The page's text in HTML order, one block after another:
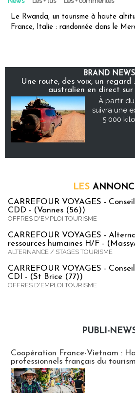
Le Rwanda, un tourisme à haute
France, Italie : randonnée dans le
BRAND NEWS
Une route, des voix, un regard
australien en direct sur
À partir
suivra une
5 000
LES
CARREFOUR VOYAGES -
CDD - (Vannes (56))
OFFRES D'EMPLOI TOURISME
CARREFOUR VOYAGES -
ressources humaines H/F -
ALTERNANCE / STAGES TOURISME
CARREFOUR VOYAGES -
CDI - (St Brice (77))
OFFRES D'EMPLOI TOURISME
PUBLI-
Coopération France-Vietnam :
professionnels français du